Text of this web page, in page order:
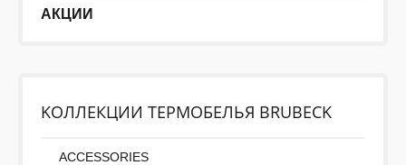
АКЦИИ
KОЛЛЕКЦИИ ТЕРМОБЕЛЬЯ BRUBECK
ACCESSORIES